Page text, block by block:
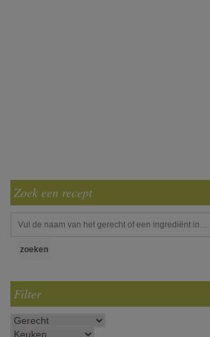
Zoek een recept
Filter